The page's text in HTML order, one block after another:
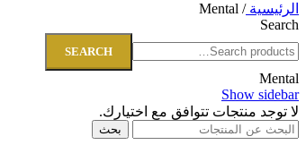
الرئيسية/
Mental
Search
SEARCH
Mental
Show sidebar
لا توجد منتجات تتوافق مع اختيارك.
بحث